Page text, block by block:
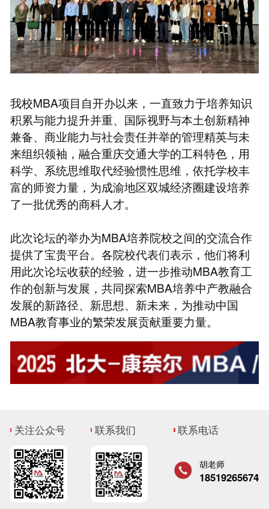
我校MBA项目自开办以来，一直致力于培养知识
积累与能力提升并重、国际视野与本土创新精神
兼备、商业能力与社会责任并举的管理精英与未
来组织领袖，融合重庆交通大学的工科特色，用
科学、系统思维取代经验惯性思维，依托学校丰
富的师资力量，为成渝地区双城经济圈建设培养
了一批优秀的商科人才。
此次论坛的举办为MBA培养院校之间的交流合作
提供了宝贵平台。各院校代表们表示，他们将利
用此次论坛收获的经验，进一步推动MBA教育工
作的创新与发展，共同探索MBA培养中产教融合
发展的新路径、新思想、新未来，为推动中国
MBA教育事业的繁荣发展贡献重要力量。
关注公众号 联系我们 联系电话
胡老师
18519265674